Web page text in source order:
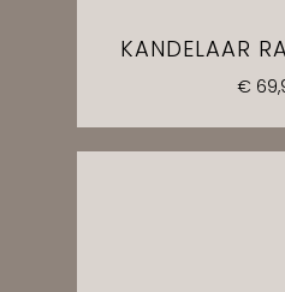
NO
KANDELAAR
€